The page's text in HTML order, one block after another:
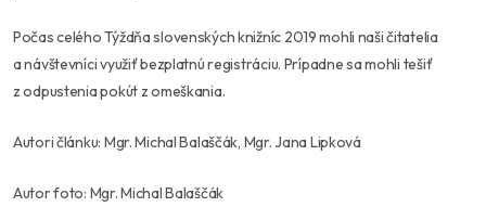
Počas celého Týždňa slovenských knižníc 2019 mohli naši čitatelia
a návštevníci využiť bezplatnú registráciu. Prípadne sa mohli tešiť
z odpustenia pokút z omeškania.
Autori článku: Mgr. Michal Balaščák, Mgr. Jana Lipková
Autor foto: Mgr. Michal Balaščák